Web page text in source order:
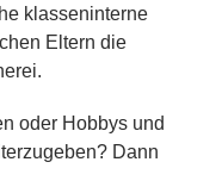
klasseninterne
Eltern die
oder Hobbys und
Dann